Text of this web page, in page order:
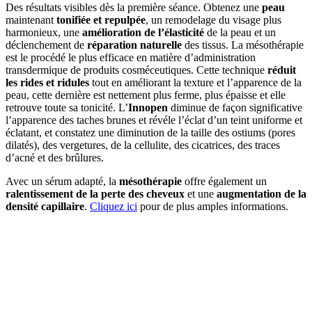
Des résultats visibles dès la première séance. Obtenez une peau
maintenant tonifiée et repulpée, un remodelage du visage plus
harmonieux, une amélioration de l’élasticité de la peau et un
déclenchement de réparation naturelle des tissus. La mésothérapie
est le procédé le plus efficace en matière d’administration
transdermique de produits cosméceutiques. Cette technique réduit
les rides et ridules tout en améliorant la texture et l’apparence de la
peau, cette dernière est nettement plus ferme, plus épaisse et elle
retrouve toute sa tonicité. L’Innopen diminue de façon significative
l’apparence des taches brunes et révéle l’éclat d’un teint uniforme et
éclatant, et constatez une diminution de la taille des ostiums (pores
dilatés), des vergetures, de la cellulite, des cicatrices, des traces
d’acné et des brûlures.
Avec un sérum adapté, la mésothérapie offre également un
ralentissement de la perte des cheveux et une augmentation de la
densité capillaire. Cliquez ici pour de plus amples informations.